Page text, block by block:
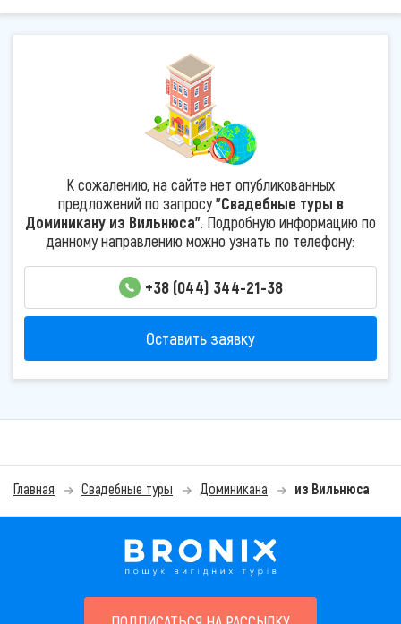
К сожалению, на сайте нет опубликованных
предложений по запросу"Свадебные туры в
Доминикану из Вильнюса". Подробную информацию по
данному направлению можно узнать по телефону:
+38 (044) 344-21-38
Оставить заявку
Главная Свадебные туры Доминикана из Вильнюса